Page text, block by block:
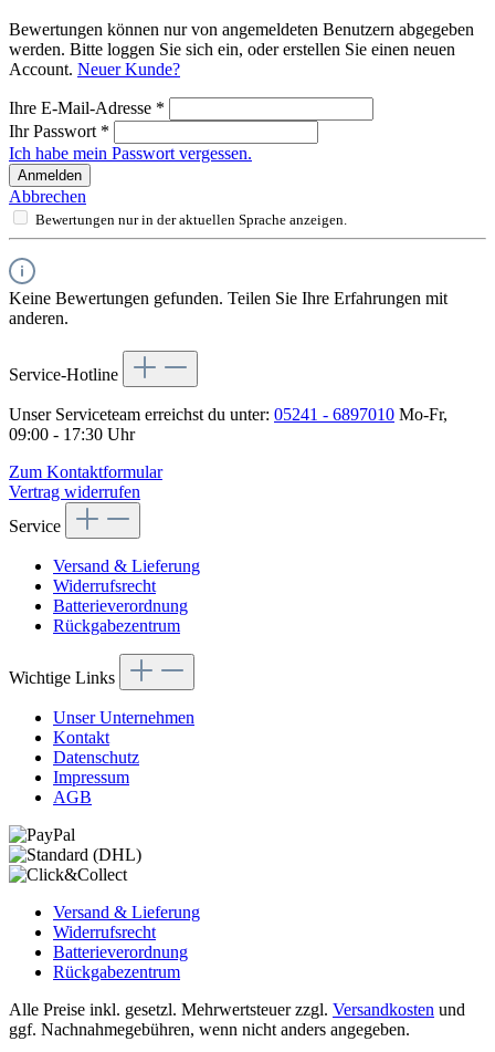
Bewertungen können nur von angemeldeten Benutzern abgegeben
werden. Bitte loggen Sie sich ein, oder erstellen Sie einen neuen
Account. Neuer Kunde?
Ihre E-Mail-Adresse *
Ihr Passwort *
Ich habe mein Passwort vergessen.
Anmelden
Abbrechen
Bewertungen nur in der aktuellen Sprache anzeigen.
Keine Bewertungen gefunden. Teilen Sie Ihre Erfahrungen mit
anderen.
Service-Hotline
Unser Serviceteam erreichst du unter: 05241 - 6897010 Mo-Fr,
09:00 - 17:30 Uhr
Zum Kontaktformular
Vertrag widerrufen
Service
Versand & Lieferung
Widerrufsrecht
Batterieverordnung
Rückgabezentrum
Wichtige Links
Unser Unternehmen
Kontakt
Datenschutz
Impressum
AGB
Versand & Lieferung
Widerrufsrecht
Batterieverordnung
Rückgabezentrum
Alle Preise inkl. gesetzl. Mehrwertsteuer zzgl. Versandkosten und
ggf. Nachnahmegebühren, wenn nicht anders angegeben.